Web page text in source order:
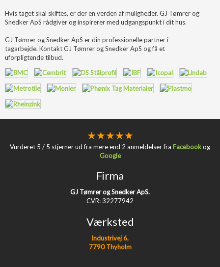
Hvis taget skal skiftes, er der en verden af muligheder. GJ Tømrer og
Snedker ApS rådgiver og inspirerer med udgangspunkt i dit hus.
GJ Tømrer og Snedker ApS er din professionelle partner i
tagarbejde. Kontakt GJ Tømrer og Snedker ApS og få et
uforpligtende tilbud.
★★ ★ ★★
​Vurderet 5 / 5 stjerner ud fra mere end 2 anmeldelser fra Facebookog
Google
Firma
GJ Tømrer og Snedker ApS.
CVR: 32277942
Værksted
Industrivej 6,
7790 Thyholm